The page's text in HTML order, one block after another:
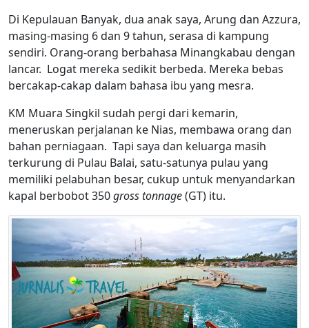
Di Kepulauan Banyak, dua anak saya, Arung dan Azzura,
masing-masing 6 dan 9 tahun, serasa di kampung
sendiri. Orang-orang berbahasa Minangkabau dengan
lancar. Logat mereka sedikit berbeda. Mereka bebas
bercakap-cakap dalam bahasa ibu yang mesra.
KM Muara Singkil sudah pergi dari kemarin,
meneruskan perjalanan ke Nias, membawa orang dan
bahan perniagaan. Tapi saya dan keluarga masih
terkurung di Pulau Balai, satu-satunya pulau yang
memiliki pelabuhan besar, cukup untuk menyandarkan
kapal berbobot 350gross tonnage(GT) itu.